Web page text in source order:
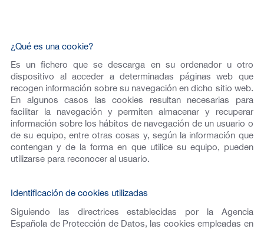
¿Qué es una cookie?
Es un fichero que se descarga en su ordenador u otro
dispositivo al acceder a determinadas páginas web que
recogen información sobre su navegación en dicho sitio web.
En algunos casos las cookies resultan necesarias para
facilitar la navegación y permiten almacenar y recuperar
información sobre los hábitos de navegación de un usuario o
de su equipo, entre otras cosas y, según la información que
contengan y de la forma en que utilice su equipo, pueden
utilizarse para reconocer al usuario.
Identificación de cookies utilizadas
Siguiendo las directrices establecidas por la Agencia
Española de Protección de Datos, las cookies empleadas en